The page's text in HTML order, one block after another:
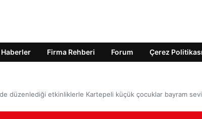
Firma Rehberi Forum Çerez Politikası
düzenlediği etkinliklerle Kartepeli küçük çocuklar bayram